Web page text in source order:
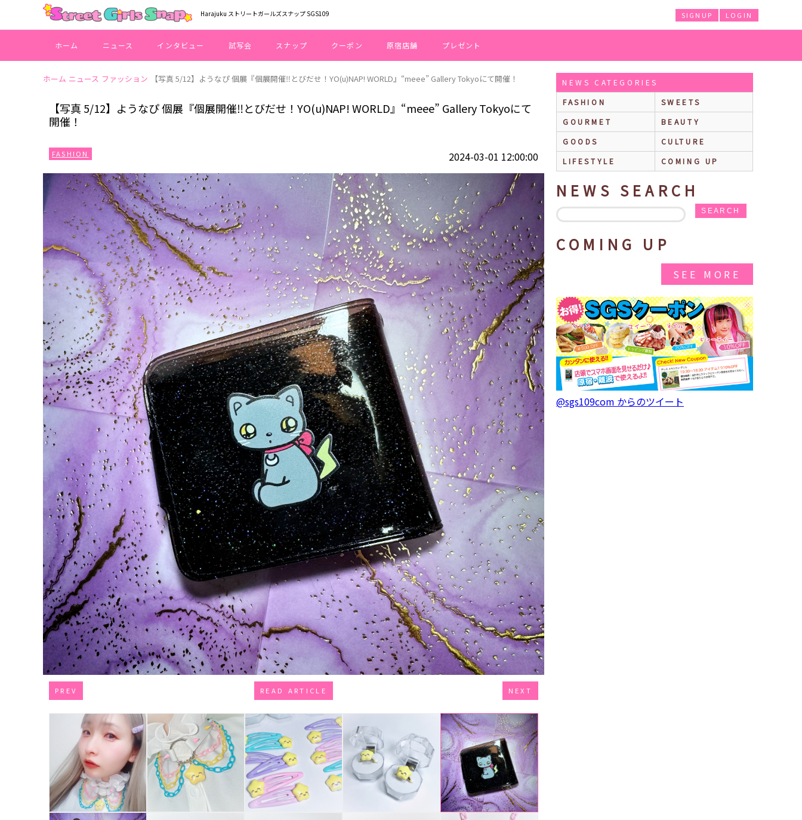
Harajuku ストリートガールズスナップ SGS109 LOGIN
SIGNUP
ホーム ニュース インタビュー 試写会 スナップ クーポン 原宿店舗 プレゼント
ホーム ニュース ファッション 【写真 5/12】ようなぴ 個展『個展開催‼︎とびだせ！YO(u)NAP! WORLD』“meee” Gallery Tokyoにて開催！
【写真 5/12】ようなぴ 個展『個展開催‼︎とびだせ！YO(u)NAP! WORLD』“meee” Gallery Tokyoにて
開催！
FASHION 2024-03-01 12:00:00
PREV READ ARTICLE NEXT
NEWS CATEGORIES
FASHION
SWEETS
GOURMET
BEAUTY
GOODS
CULTURE
LIFESTYLE
COMING UP
NEWS SEARCH
SEARCH
COMING UP
SEE MORE
@sgs109com からのツイート